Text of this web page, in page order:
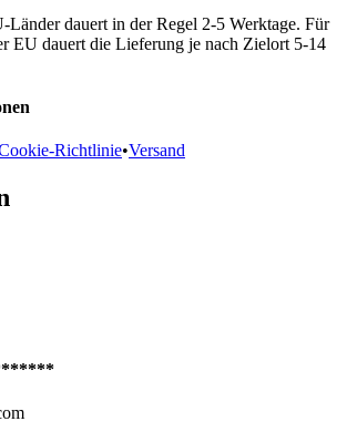
dauert in der Regel 2-5 Werktage. Für
EU dauert die Lieferung je nach Zielort 5-14
Richtlinie•Versand